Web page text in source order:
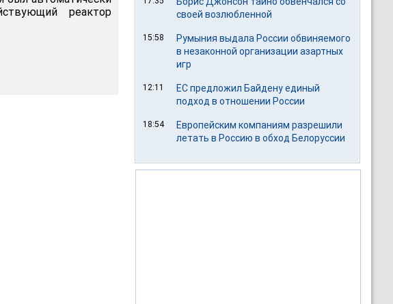
реактор
своей возлюбленной
15:58
Румыния выдала России обвиняемого
в незаконной организации азартных
игр
12:11
ЕС предложил Байдену единый
подход в отношении России
18:54
Европейским компаниям разрешили
летать в Россию в обход Белоруссии